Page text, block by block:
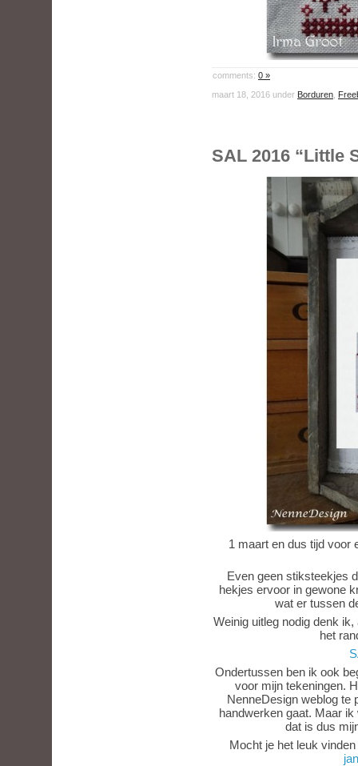
comments: 0 »
maart 18, 2016 under Borduren
SAL 2016 “Little
1 maart en dus tijd voor
Even geen stiksteekjes
hekjes ervoor in gewone
wat er tussen
Weinig uitleg nodig denk
het
Ondertussen ben ik ook
voor mijn tekeningen.
NenneDesign weblog te
handwerken gaat. Maar
dat is dus
Mocht je het leuk